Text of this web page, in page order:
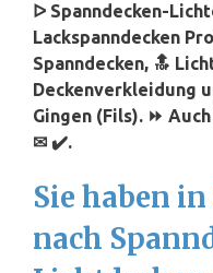
ᐅ Spanndecken-
Lackspanndecken
Spanndecken, 🔝
Deckenverkleidung
Gingen (Fils). ⏩
✉ ✔️.
Sie haben
nach